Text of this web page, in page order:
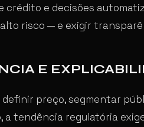
crédito e decisões
risco — e exigir
E
definir preço, segmentar
tendência regulatória